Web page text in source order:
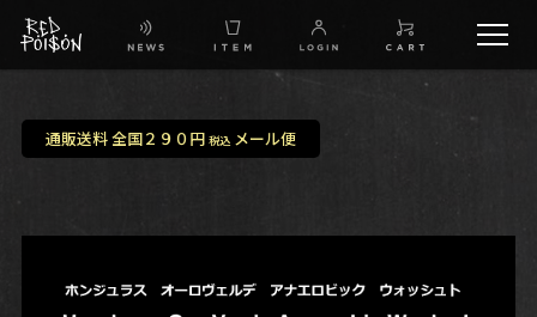
通販送料 全国２９０円 税込メール便